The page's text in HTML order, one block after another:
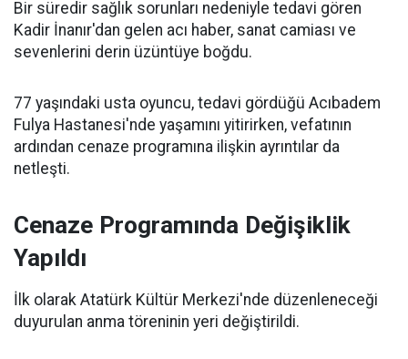
Bir süredir sağlık sorunları nedeniyle tedavi gören
Kadir İnanır'dan gelen acı haber, sanat camiası ve
sevenlerini derin üzüntüye boğdu.
77 yaşındaki usta oyuncu, tedavi gördüğü Acıbadem
Fulya Hastanesi'nde yaşamını yitirirken, vefatının
ardından cenaze programına ilişkin ayrıntılar da
netleşti.
Cenaze Programında Değişiklik
Yapıldı
İlk olarak Atatürk Kültür Merkezi'nde düzenleneceği
duyurulan anma töreninin yeri değiştirildi.